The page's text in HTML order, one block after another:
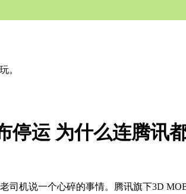
。
停运 为什么连腾讯
司机说一个心碎的事情。腾讯旗下3D